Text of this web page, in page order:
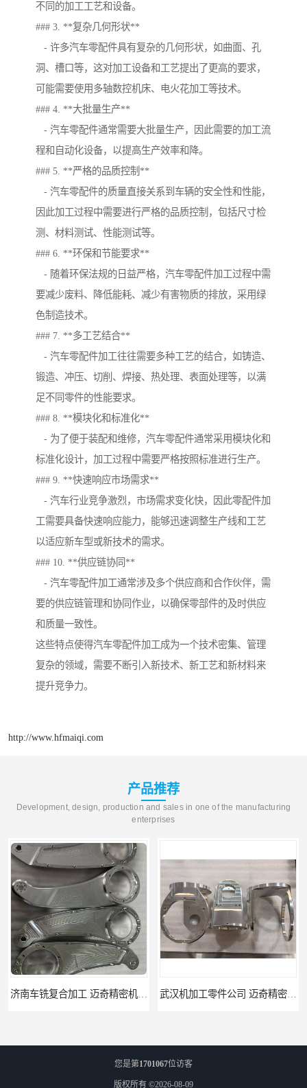
不同的加工工艺和设备。
### 3. **复杂几何形状**
- 许多汽车零配件具有复杂的几何形状，如曲面、孔
洞、槽口等，这对加工设备和工艺提出了更高的要求，
可能需要使用多轴数控机床、电火花加工等技术。
### 4. **大批量生产**
- 汽车零配件通常需要大批量生产，因此需要的加工流
程和自动化设备，以提高生产效率和降。
### 5. **严格的品质控制**
- 汽车零配件的质量直接关系到车辆的安全性和性能，
因此加工过程中需要进行严格的品质控制，包括尺寸检
测、材料测试、性能测试等。
### 6. **环保和节能要求**
- 随着环保法规的日益严格，汽车零配件加工过程中需
要减少废料、降低能耗、减少有害物质的排放，采用绿
色制造技术。
### 7. **多工艺结合**
- 汽车零配件加工往往需要多种工艺的结合，如铸造、
锻造、冲压、切削、焊接、热处理、表面处理等，以满
足不同零件的性能要求。
### 8. **模块化和标准化**
- 为了便于装配和维修，汽车零配件通常采用模块化和
标准化设计，加工过程中需要严格按照标准进行生产。
### 9. **快速响应市场需求**
- 汽车行业竞争激烈，市场需求变化快，因此零配件加
工需要具备快速响应能力，能够迅速调整生产线和工艺
以适应新车型或新技术的需求。
### 10. **供应链协同**
- 汽车零配件加工通常涉及多个供应商和合作伙伴，需
要的供应链管理和协同作业，以确保零部件的及时供应
和质量一致性。
这些特点使得汽车零配件加工成为一个技术密集、管理
复杂的领域，需要不断引入新技术、新工艺和新材料来
提升竞争力。
http://www.hfmaiqi.com
产品推荐
Development, design, production and sales in one of the manufacturing
enterprises
您是第1701067位访客
版权所有 ©2026-08-09